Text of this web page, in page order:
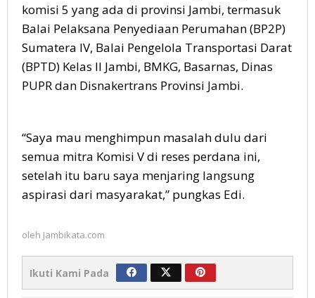
komisi 5 yang ada di provinsi Jambi, termasuk
Balai Pelaksana Penyediaan Perumahan (BP2P)
Sumatera IV, Balai Pengelola Transportasi Darat
(BPTD) Kelas II Jambi, BMKG, Basarnas, Dinas
PUPR dan Disnakertrans Provinsi Jambi.
“Saya mau menghimpun masalah dulu dari
semua mitra Komisi V di reses perdana ini,
setelah itu baru saya menjaring langsung
aspirasi dari masyarakat,” pungkas Edi.
oleh Jambikata.com
Ikuti Kami Pada